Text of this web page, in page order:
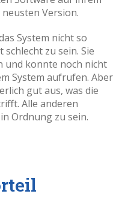
Version.
System nicht so
zu sein. Sie
und konnte noch nicht
System aufrufen. Aber
gut aus, was die
Alle anderen
Ordnung zu sein.